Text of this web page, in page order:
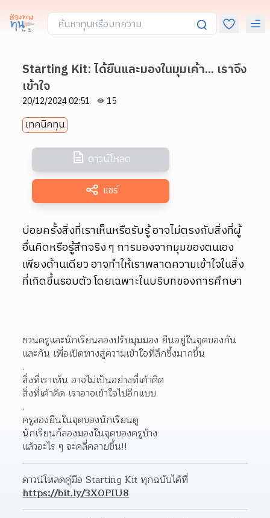
Starting Kit: ได้ยืนและมองในมุมเค้า... เราจึง
เข้าใจ
20/12/2024 02:51 15
เทคนิคทุน
ดาวน์โหลด
แชร์
บ่อยครั้งสิ่งที่เราเห็นหรือรับรู้ อาจไม่ตรงกับสิ่งที่ผู้
อื่นคิดหรือรู้สึกจริง ๆ การมองจากมุมของตนเอง
เพียงด้านเดียว อาจทำให้เราพลาดความเข้าใจในสิ่ง
ที่เกิดขึ้นรอบตัว โดยเฉพาะในบริบทของการศึกษา
ชวนครูและนักเรียนลองปรับมุมมอง ยืนอยู่ในจุดของกัน
และกัน เพื่อเปิดทางสู่ความเข้าใจที่ลึกซึ้งมากขึ้น
.
สิ่งที่เราเห็น อาจไม่เป็นอย่างที่เค้าคิด
สิ่งที่เค้าคิด เราอาจเข้าใจไปอีกแบบ
.
ครูลองยืนในจุดของนักเรียนดู
นักเรียนก็ลองมองในจุดของครูบ้าง
แล้วอะไร ๆ จะคลี่คลายขึ้น!!
https://bit.ly/3X0PIU8